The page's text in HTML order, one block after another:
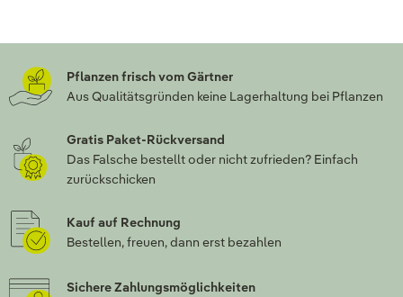
Pflanzen frisch vom Gärtner
Aus Qualitätsgründen keine Lagerhaltung bei Pflanzen
Gratis Paket-Rückversand
Das Falsche bestellt oder nicht zufrieden? Einfach
zurückschicken
Kauf auf Rechnung
Bestellen, freuen, dann erst bezahlen
Sichere Zahlungsmöglichkeiten